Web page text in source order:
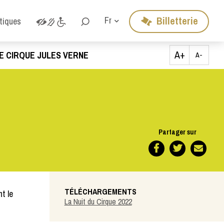
Fr Billetterie
CIRQUE JULES VERNE A+ A-
Partager sur
le
TÉLÉCHARGEMENTS
La Nuit du Cirque 2022